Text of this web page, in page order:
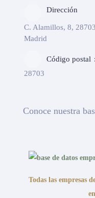
Dirección
C. Alamillos, 8,
Madrid
Código postal
28703
Conoce nuestra
Todas las empresas